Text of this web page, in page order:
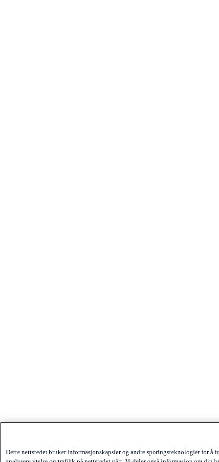
Dette nettstedet bruker informasjonskapsler og andre sporingsteknologier for å